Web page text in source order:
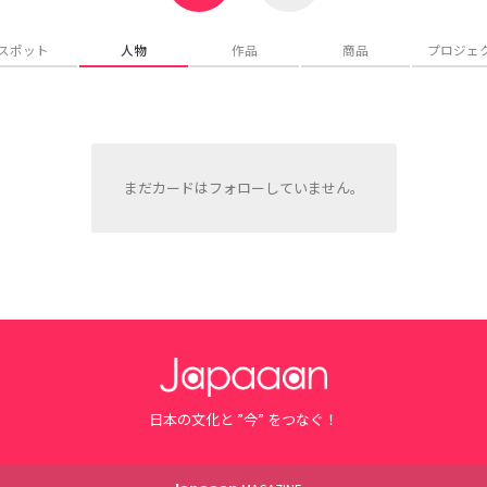
スポット 人物 作品 商品 プロジェ
まだカードはフォローしていません。
日本の文化と ”今” をつなぐ！